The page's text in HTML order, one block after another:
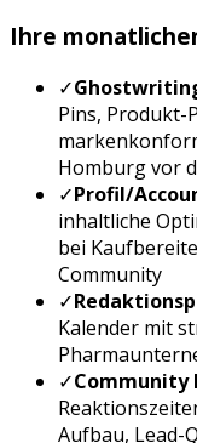
Ihre
✓
Pins, Produkt-
Homburg vor
✓Profil/
inhaltliche
bei
Community
✓
Kalender mit
✓Community
Aufbau, Lead-